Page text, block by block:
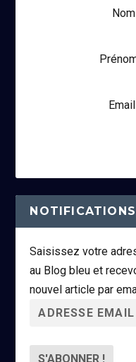
NOTIFICATIONS
Saisissez votre
au Blog bleu et
nouvel article par
r